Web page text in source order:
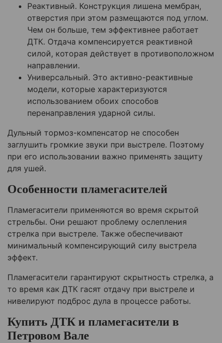
Реактивный. Конструкция лишена мембран,
отверстия при этом размещаются под углом.
Чем он больше, тем эффективнее работает
ДТК. Отдача компенсируется реактивной
силой, которая действует в противоположном
направлении.
Универсальный. Это активно-реактивные
модели, которые характеризуются
использованием обоих способов
перенаправления ударной силы.
Дульный тормоз-компенсатор не способен
заглушить громкие звуки при выстреле. Поэтому
при его использовании важно применять защиту
для ушей.
Особенности пламегасителей
Пламегасители применяются во время скрытой
стрельбы. Они решают проблему ослепления
стрелка при выстреле. Также обеспечивают
минимальный компенсирующий силу выстрела
эффект.
Пламегасители гарантируют скрытность стрелка, а
то время как ДТК гасят отдачу при выстреле и
нивелируют подброс дула в процессе работы.
Купить ДТК и пламегасители в
Петровом Вале